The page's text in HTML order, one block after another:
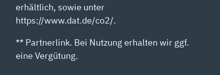
erhältlich, sowie unter
https://www.dat.de/co2/.
** Partnerlink. Bei Nutzung erhalten wir ggf.
eine Vergütung.